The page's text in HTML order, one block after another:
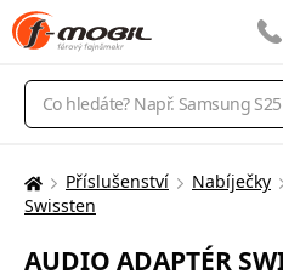
Vyhledávání
Zde
nacházíte:
Příslušenství Nabíječky
Swissten
AUDIO ADAPTÉR